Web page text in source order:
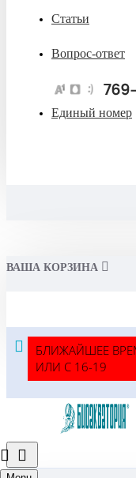
Статьи
Вопрос-ответ
Единый номер
ВАША КОРЗИНА
БЛИЖАЙШЕЕ
ИЛИ С 16-19